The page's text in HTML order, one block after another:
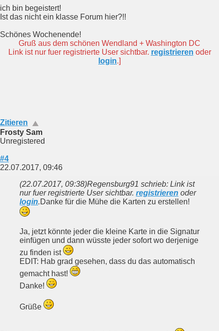
ich bin begeistert!
Ist das nicht ein klasse Forum hier?!!
Schönes Wochenende!
Gruß aus dem schönen Wendland + Washington DC
Link ist nur fuer registrierte User sichtbar. registrieren oder
login.]
Zitieren
Frosty Sam
Unregistered
#4
22.07.2017, 09:46
(22.07.2017, 09:38)Regensburg91 schrieb: Link ist
nur fuer registrierte User sichtbar. registrieren oder
login.Danke für die Mühe die Karten zu erstellen!
Ja, jetzt könnte jeder die kleine Karte in die Signatur
einfügen und dann wüsste jeder sofort wo derjenige
zu finden ist
EDIT: Hab grad gesehen, dass du das automatisch
gemacht hast!
Danke!
Grüße